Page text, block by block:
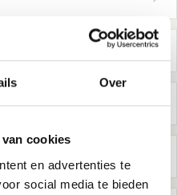
Over
cookies
en advertenties te
social media te bieden